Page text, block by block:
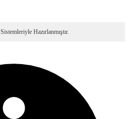
Sistemleriyle Hazırlanmıştır.